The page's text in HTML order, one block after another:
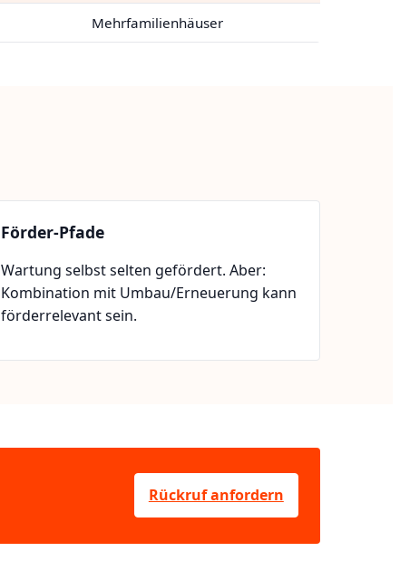
Mehrfamilienhäuser
Förder-Pfade
Wartung selbst selten gefördert. Aber:
Kombination mit Umbau/Erneuerung kann
förderrelevant sein.
Rückruf anfordern